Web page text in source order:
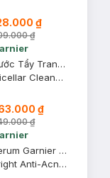
₫
₫
Nước Tẩy Trang Garnier Dành Cho Da Dầu Và Mụn 400ml (Mới)
Micellar Cleansing Water For Oily & Acne-Prone Skin New
₫
₫
Serum Garnier Giảm Mụn Mờ Thâm Cho Da Dầu, Mụn 30ml
Bright Anti-Acne Booster Serum